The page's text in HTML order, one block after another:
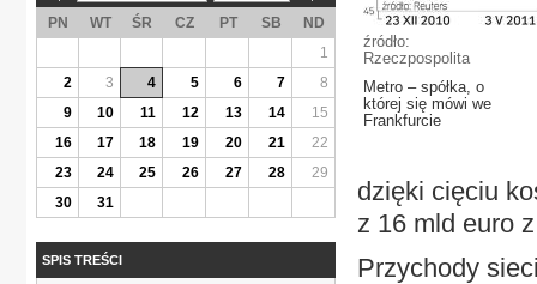
źródło:
Rzeczpospolita
Metro – spółka, o
której się mówi we
Frankfurcie
dzięki cięciu
z 16 mld euro
Przychody
PN WT ŚR CZ PT SB
ND
1
2
3 4 5 6 7
8
9
10 11 12 13 14
15
16
17 18 19 20 21
22
23
24 25 26 27 28
29
30
31
SPIS TREŚCI